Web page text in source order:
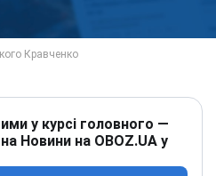
у курсі головного —
Новини на OBOZ.UA у